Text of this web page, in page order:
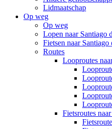
Lidmaatschap
Op weg
Op weg
Lopen naar Santiago
Fietsen naar Santiago
Routes
Looproutes
Fietsroutes